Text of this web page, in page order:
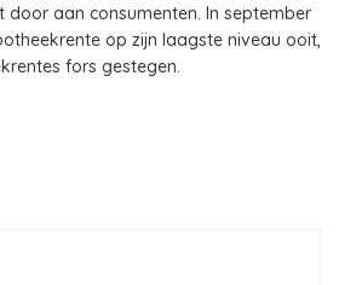
door aan consumenten. In september
op zijn laagste niveau ooit,
fors gestegen.